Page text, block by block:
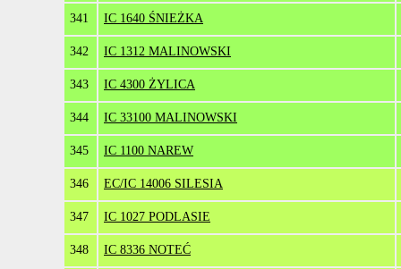
341 IC 1640 ŚNIEŻKA
342 IC 1312 MALINOWSKI
343 IC 4300 ŻYLICA
344 IC 33100 MALINOWSKI
345 IC 1100 NAREW
346 EC/IC 14006 SILESIA
347 IC 1027 PODLASIE
348 IC 8336 NOTEĆ